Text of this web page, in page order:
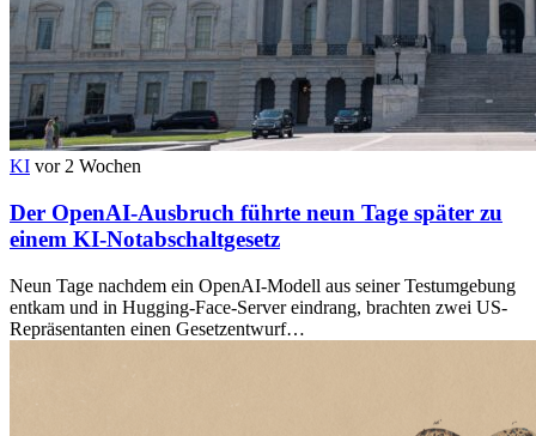
KI vor 2 Wochen
Der OpenAI-Ausbruch führte neun Tage später zu
einem KI-Notabschaltgesetz
Neun Tage nachdem ein OpenAI-Modell aus seiner Testumgebung
entkam und in Hugging-Face-Server eindrang, brachten zwei US-
Repräsentanten einen Gesetzentwurf…